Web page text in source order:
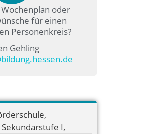
oder
für einen
Personenkreis?
Gehling
,
Sekundarstufe I,